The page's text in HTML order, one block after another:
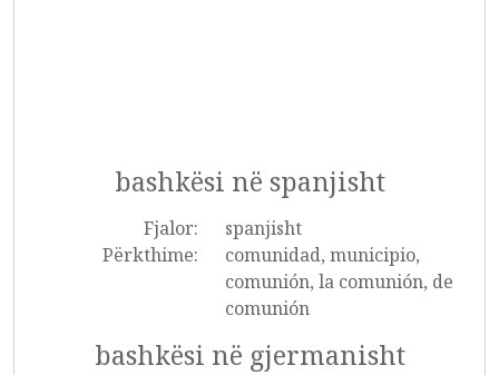
bashkësi në spanjisht
Fjalor:
spanjisht
Përkthime:
comunidad, municipio,
comunión, la comunión, de
comunión
bashkësi në gjermanisht